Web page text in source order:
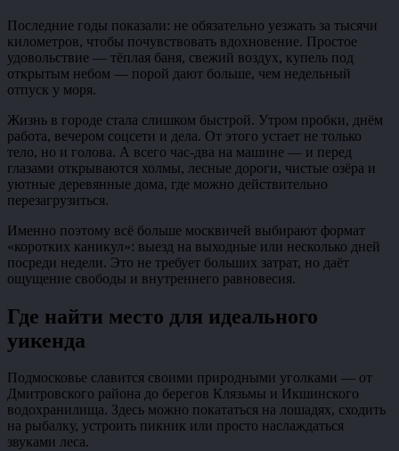
Последние годы показали: не обязательно уезжать за тысячи
километров, чтобы почувствовать вдохновение. Простое
удовольствие — тёплая баня, свежий воздух, купель под
открытым небом — порой дают больше, чем недельный
отпуск у моря.
Жизнь в городе стала слишком быстрой. Утром пробки, днём
работа, вечером соцсети и дела. От этого устает не только
тело, но и голова. А всего час-два на машине — и перед
глазами открываются холмы, лесные дороги, чистые озёра и
уютные деревянные дома, где можно действительно
перезагрузиться.
Именно поэтому всё больше москвичей выбирают формат
«коротких каникул»: выезд на выходные или несколько дней
посреди недели. Это не требует больших затрат, но даёт
ощущение свободы и внутреннего равновесия.
Где найти место для идеального
уикенда
Подмосковье славится своими природными уголками — от
Дмитровского района до берегов Клязьмы и Икшинского
водохранилища. Здесь можно покататься на лошадях, сходить
на рыбалку, устроить пикник или просто наслаждаться
звуками леса.